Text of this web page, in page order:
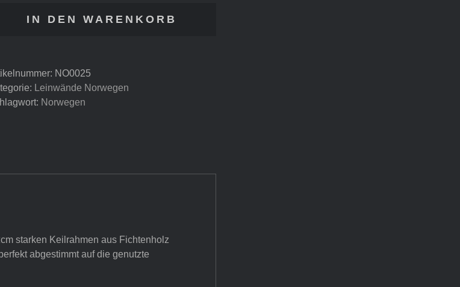
Menge
IN DEN WARENKORB
NO0025
Leinwände Norwegen
Norwegen
starken Keilrahmen aus Fichtenholz
abgestimmt auf die genutzte